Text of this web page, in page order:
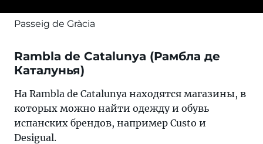
Passeig de Gràcia
Rambla de Catalunya (Рамбла де
Каталунья)
На Rambla de Catalunya находятся магазины, в
которых можно найти одежду и обувь
испанских брендов, например Custo и
Desigual.